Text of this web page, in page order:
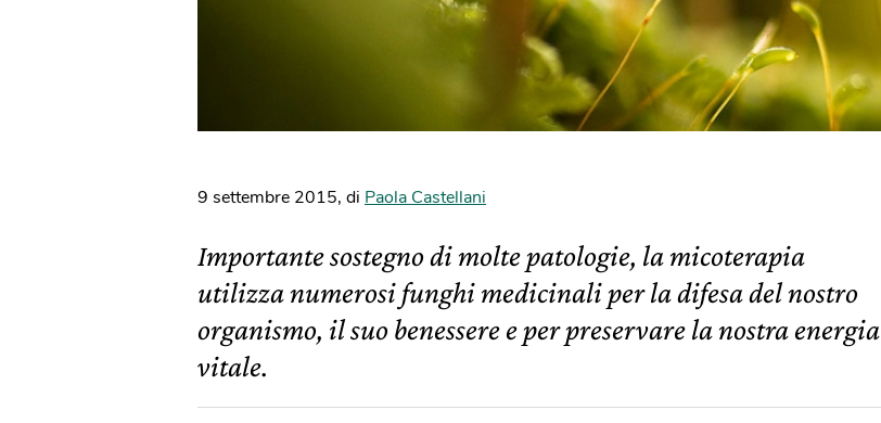
9 settembre 2015, di Paola Castellani
Importante sostegno di molte patologie, la micoterapia
utilizza numerosi funghi medicinali per la difesa del nostro
organismo, il suo benessere e per preservare la nostra energia
vitale.